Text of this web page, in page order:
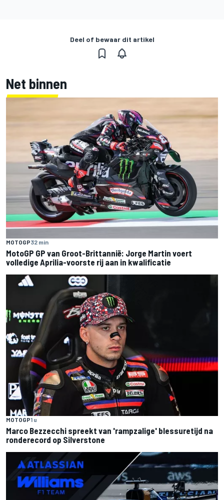
Deel of bewaar dit artikel
Net binnen
MOTOGP32 min
MotoGP GP van Groot-Brittannië: Jorge Martin voert
volledige Aprilia-voorste rij aan in kwalificatie
MOTOGP1 u
Marco Bezzecchi spreekt van 'rampzalige' blessuretijd na
ronderecord op Silverstone